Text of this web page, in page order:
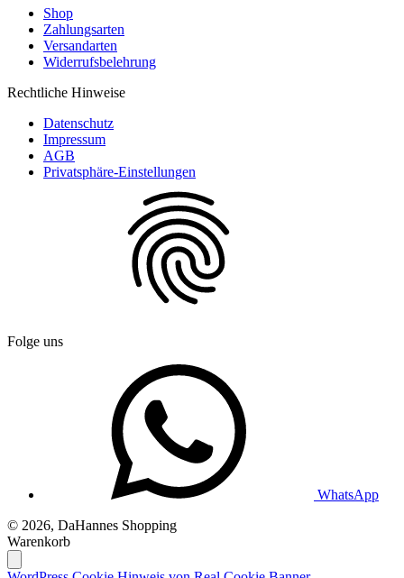
Shop
Zahlungsarten
Versandarten
Widerrufsbelehrung
Rechtliche Hinweise
Datenschutz
Impressum
AGB
Privatsphäre-Einstellungen
Folge uns
WhatsApp
© 2026, DaHannes Shopping
Warenkorb